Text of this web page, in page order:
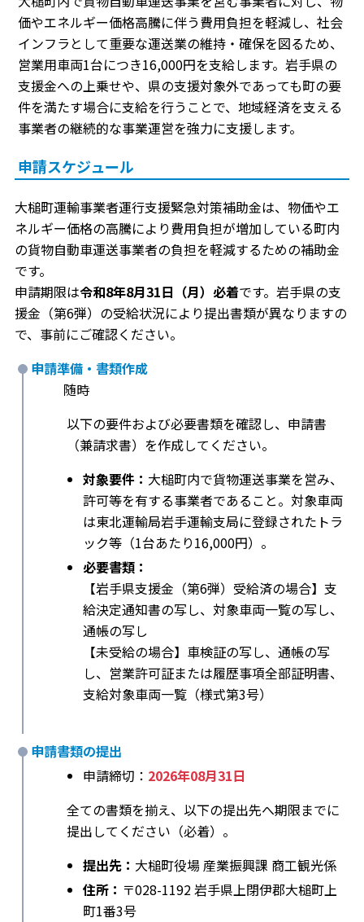
価やエネルギー価格高騰に伴う費用負担を軽減し、社会
インフラとして重要な運送業の維持・確保を図るため、
営業用車両1台につき16,000円を支給します。岩手県の
支援金への上乗せや、県の支援対象外であっても町の要
件を満たす場合に支給を行うことで、地域経済を支える
事業者の継続的な事業運営を強力に支援します。
申請スケジュール
大槌町運輸事業者運行支援緊急対策補助金は、物価やエ
ネルギー価格の高騰により費用負担が増加している町内
の貨物自動車運送事業者の負担を軽減するための補助金
です。
申請期限は令和8年8月31日（月）必着です。岩手県の支
援金（第6弾）の受給状況により提出書類が異なりますの
で、事前にご確認ください。
申請準備・書類作成
随時
以下の要件および必要書類を確認し、申請書
（兼請求書）を作成してください。
対象要件： 大槌町内で貨物運送事業を営み、
許可等を有する事業者であること。対象車両
は東北運輸局岩手運輸支局に登録されたトラ
ック等（1台あたり16,000円）。
必要書類：
【岩手県支援金（第6弾）受給済の場合】支
給決定通知書の写し、対象車両一覧の写し、
通帳の写し
【未受給の場合】車検証の写し、通帳の写
し、営業許可証または履歴事項全部証明書、
支給対象車両一覧（様式第3号）
申請書類の提出
申請締切： 2026年08月31日
全ての書類を揃え、以下の提出先へ期限までに
提出してください（必着）。
提出先： 大槌町役場 産業振興課 商工観光係
住所： 〒028-1192 岩手県上閉伊郡大槌町上
町1番3号